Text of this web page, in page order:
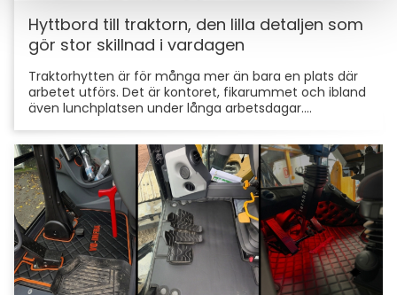
Hyttbord till traktorn, den lilla detaljen som
gör stor skillnad i vardagen
Traktorhytten är för många mer än bara en plats där
arbetet utförs. Det är kontoret, fikarummet och ibland
även lunchplatsen under långa arbetsdagar....